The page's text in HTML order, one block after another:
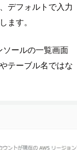
デフォルトで入力
ます。
ールの一覧画面
テーブル名ではな